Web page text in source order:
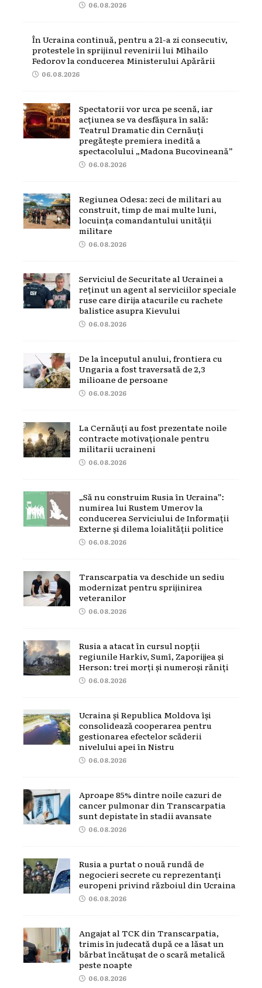
06.08.2026
În Ucraina continuă, pentru a 21-a zi consecutiv,
protestele în sprijinul revenirii lui Mîhailo
Fedorov la conducerea Ministerului Apărării
06.08.2026
Spectatorii vor urca pe scenă, iar
acțiunea se va desfășura în sală:
Teatrul Dramatic din Cernăuți
pregătește premiera inedită a
spectacolului „Madona Bucovineană”
06.08.2026
Regiunea Odesa: zeci de militari au
construit, timp de mai multe luni,
locuința comandantului unității
militare
06.08.2026
Serviciul de Securitate al Ucrainei a
reținut un agent al serviciilor speciale
ruse care dirija atacurile cu rachete
balistice asupra Kievului
06.08.2026
De la începutul anului, frontiera cu
Ungaria a fost traversată de 2,3
milioane de persoane
06.08.2026
La Cernăuți au fost prezentate noile
contracte motivaționale pentru
militarii ucraineni
06.08.2026
„Să nu construim Rusia în Ucraina”:
numirea lui Rustem Umerov la
conducerea Serviciului de Informații
Externe și dilema loialității politice
06.08.2026
Transcarpatia va deschide un sediu
modernizat pentru sprijinirea
veteranilor
06.08.2026
Rusia a atacat în cursul nopții
regiunile Harkiv, Sumî, Zaporijjea și
Herson: trei morți și numeroși răniți
06.08.2026
Ucraina și Republica Moldova își
consolidează cooperarea pentru
gestionarea efectelor scăderii
nivelului apei în Nistru
06.08.2026
Aproape 85% dintre noile cazuri de
cancer pulmonar din Transcarpatia
sunt depistate în stadii avansate
06.08.2026
Rusia a purtat o nouă rundă de
negocieri secrete cu reprezentanți
europeni privind războiul din Ucraina
06.08.2026
Angajat al TCK din Transcarpatia,
trimis în judecată după ce a lăsat un
bărbat încătușat de o scară metalică
peste noapte
06.08.2026